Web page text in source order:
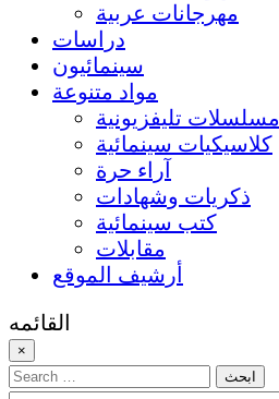
مهرجانات عربية
دراسات
سينمائيون
مواد متنوعة
مسلسلات تليفزيونية
كلاسيكيات سينمائية
آراء حرة
ذكريات وشهادات
كتب سينمائية
مقابلات
أرشيف الموقع
القائمه
×
Search